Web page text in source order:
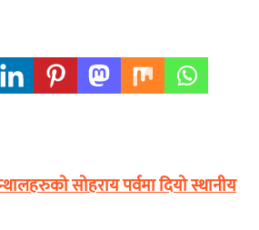
सोहराय पर्वमा दियो स्थानीय